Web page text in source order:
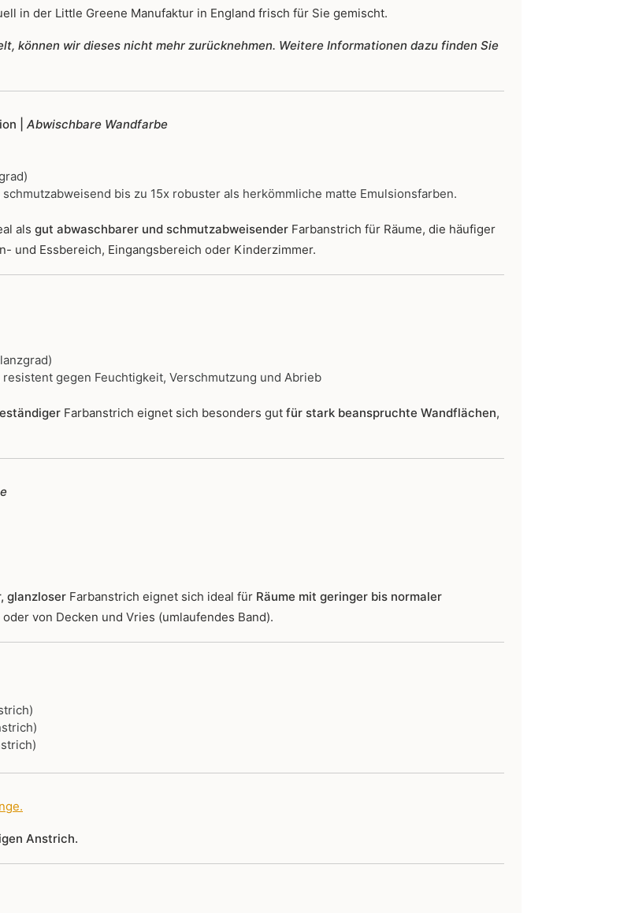
in der Little Greene Manufaktur in England frisch für Sie gemischt.
können wir dieses nicht mehr zurücknehmen. Weitere Informationen dazu finden Sie
| Abwischbare Wandfarbe
bis zu 15x robuster als herkömmliche matte Emulsionsfarben.
als gut abwaschbarer und schmutzabweisender Farbanstrich für Räume, die häufiger
und Essbereich, Eingangsbereich oder Kinderzimmer.
gegen Feuchtigkeit, Verschmutzung und Abrieb
Farbanstrich eignet sich besonders gut für stark beanspruchte Wandflächen,
glanzloser Farbanstrich eignet sich ideal für Räume mit geringer bis normaler
von Decken und Vries (umlaufendes Band).
.
Anstrich.